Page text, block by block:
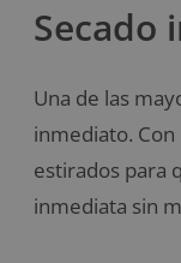
Secado
Una de las
inmediato.
estirados para
inmediata sin